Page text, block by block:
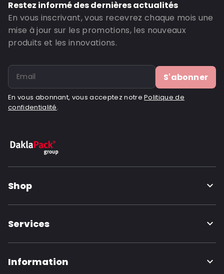
ID de commande: 460270
Restez informé des dernières actualités
En vous inscrivant, vous recevrez chaque mois une
mise à jour sur les promotions, les nouveaux
produits et les innovations.
S'abonner
En vous abonnant, vous acceptez notrePolitique de
confidentialité.
Shop
Services
Information